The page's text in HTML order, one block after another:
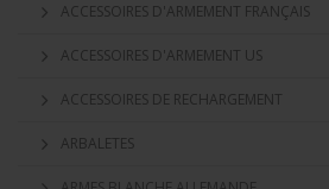
ACCESSOIRES D'ARMEMENT FRANÇAIS
ACCESSOIRES D'ARMEMENT US
ACCESSOIRES DE RECHARGEMENT
ARBALETES